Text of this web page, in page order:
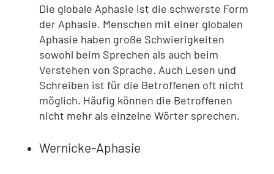
Die globale Aphasie ist die schwerste Form
der Aphasie. Menschen mit einer globalen
Aphasie haben große Schwierigkeiten
sowohl beim Sprechen als auch beim
Verstehen von Sprache. Auch Lesen und
Schreiben ist für die Betroffenen oft nicht
möglich. Häufig können die Betroffenen
nicht mehr als einzelne Wörter sprechen.
Wernicke-Aphasie